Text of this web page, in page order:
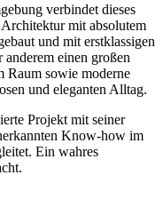
verbindet dieses
mit absolutem
und mit erstklassigen
anderem einen großen
Raum sowie moderne
und eleganten Alltag.
Projekt mit seiner
Know-how im
Ein wahres